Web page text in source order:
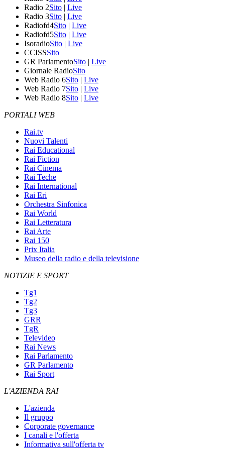
Radio 2Sito | Live
Radio 3Sito | Live
Radiofd4Sito | Live
Radiofd5Sito | Live
IsoradioSito | Live
CCISSSito
GR ParlamentoSito | Live
Giornale RadioSito
Web Radio 6Sito | Live
Web Radio 7Sito | Live
Web Radio 8Sito | Live
PORTALI WEB
Rai.tv
Nuovi Talenti
Rai Educational
Rai Fiction
Rai Cinema
Rai Teche
Rai International
Rai Eri
Orchestra Sinfonica
Rai World
Rai Letteratura
Rai Arte
Rai 150
Prix Italia
Museo della radio e della televisione
NOTIZIE E SPORT
Tg1
Tg2
Tg3
GRR
TgR
Televideo
Rai News
Rai Parlamento
GR Parlamento
Rai Sport
L'AZIENDA RAI
L'azienda
Il gruppo
Corporate governance
I canali e l'offerta
Informativa sull'offerta tv